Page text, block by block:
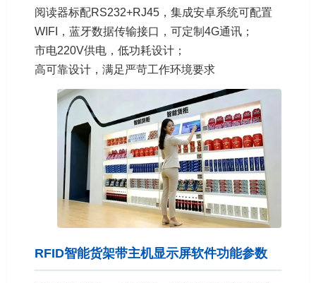
阅读器标配RS232+RJ45，集成安卓系统可配置
WIFI，蓝牙数据传输接口，可定制4G通讯；
市电220V供电，低功耗设计；
高可靠设计，满足严苛工作环境要求
RFID智能货架带主机显示屏软件功能参数